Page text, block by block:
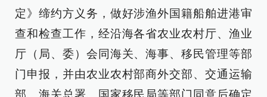
定》缔约方义务，做好涉渔外国籍船舶进港审
查和检查工作，经沿海各省农业农村厅、渔业
厅（局、委）会同海关、海事、移民管理等部
门申报，并由农业农村部商外交部、交通运输
部、海关总署、国家移民局等部门同意后确定